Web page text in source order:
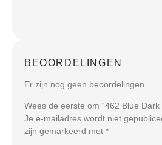
BEOORDELINGEN
Er zijn nog geen beoordelingen.
Wees de eerste om “462 Blue
Je e-mailadres wordt niet
zijn gemarkeerd met *